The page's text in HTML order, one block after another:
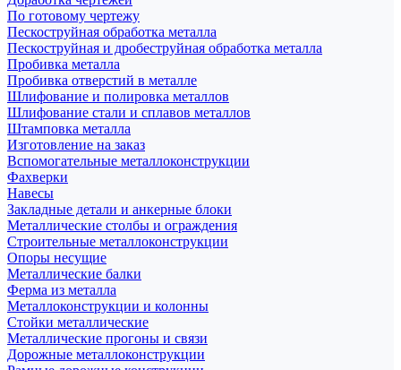
По готовому чертежу
Пескоструйная обработка металла
Пескоструйная и дробеструйная обработка металла
Пробивка металла
Пробивка отверстий в металле
Шлифование и полировка металлов
Шлифование стали и сплавов металлов
Штамповка металла
Изготовление на заказ
Вспомогательные металлоконструкции
Фахверки
Навесы
Закладные детали и анкерные блоки
Металлические столбы и ограждения
Строительные металлоконструкции
Опоры несущие
Металлические балки
Ферма из металла
Металлоконструкции и колонны
Стойки металлические
Металлические прогоны и связи
Дорожные металлоконструкции